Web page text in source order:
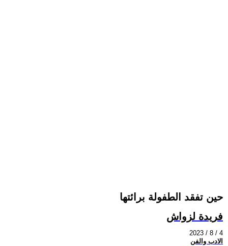
حين تفقد الطفولة برائتها
فريدة لزواش
2023 / 8 / 4
الادب والفن